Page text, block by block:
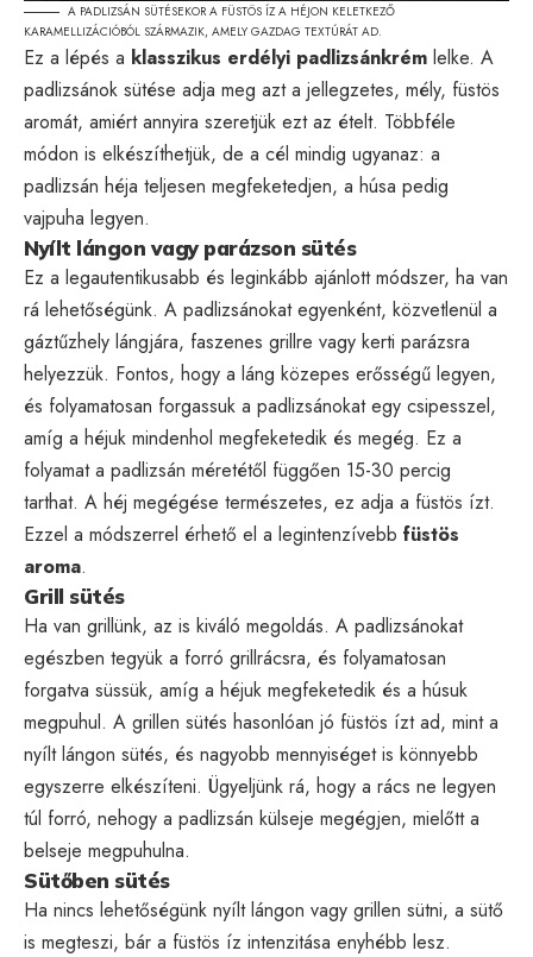
A PADLIZSÁN SÜTÉSEKOR A FÜSTÖS ÍZ A HÉJON KELETKEZŐ
KARAMELLIZÁCIÓBÓL SZÁRMAZIK, AMELY GAZDAG TEXTÚRÁT AD.
Ez a lépés a klasszikus erdélyi padlizsánkrém lelke. A
padlizsánok sütése adja meg azt a jellegzetes, mély, füstös
aromát, amiért annyira szeretjük ezt az ételt. Többféle
módon is elkészíthetjük, de a cél mindig ugyanaz: a
padlizsán héja teljesen megfeketedjen, a húsa pedig
vajpuha legyen.
Nyílt lángon vagy parázson sütés
Ez a legautentikusabb és leginkább ajánlott módszer, ha van
rá lehetőségünk. A padlizsánokat egyenként, közvetlenül a
gáztűzhely lángjára, faszenes grillre vagy kerti parázsra
helyezzük. Fontos, hogy a láng közepes erősségű legyen,
és folyamatosan forgassuk a padlizsánokat egy csipesszel,
amíg a héjuk mindenhol megfeketedik és megég. Ez a
folyamat a padlizsán méretétől függően 15-30 percig
tarthat. A héj megégése természetes, ez adja a füstös ízt.
Ezzel a módszerrel érhető el a legintenzívebb füstös
aroma.
Grill sütés
Ha van grillünk, az is kiváló megoldás. A padlizsánokat
egészben tegyük a forró grillrácsra, és folyamatosan
forgatva süssük, amíg a héjuk megfeketedik és a húsuk
megpuhul. A grillen sütés hasonlóan jó füstös ízt ad, mint a
nyílt lángon sütés, és nagyobb mennyiséget is könnyebb
egyszerre elkészíteni. Ügyeljünk rá, hogy a rács ne legyen
túl forró, nehogy a padlizsán külseje megégjen, mielőtt a
belseje megpuhulna.
Sütőben sütés
Ha nincs lehetőségünk nyílt lángon vagy grillen sütni, a sütő
is megteszi, bár a füstös íz intenzitása enyhébb lesz.